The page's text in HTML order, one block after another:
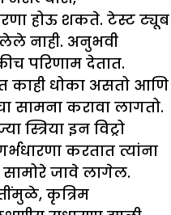
होऊ शकते. टेस्ट ट्यूब
नाही. अनुभवी
परिणाम देतात.
काही धोका असतो आणि
सामना करावा लागतो.
स्त्रिया इन विट्रो
करतात त्यांना
जावे लागेल.
कृत्रिम